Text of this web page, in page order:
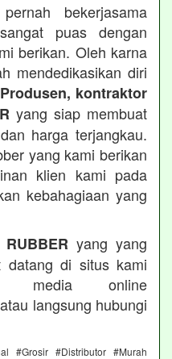
bekerjasama
puas dengan
berikan. Oleh karna
mendedikasikan diri
Produsen, kontraktor
yang siap membuat
harga terjangkau.
yang kami berikan
klien kami pada
kebahagiaan yang
RUBBER yang yang
datang di situs kami
media online
atau langsung hubungi
#Grosir #Distributor #Murah